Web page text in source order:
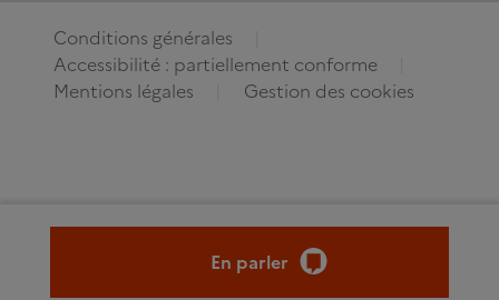
En parler
Conditions générales
Accessibilité : partiellement conforme
Mentions légales
Gestion des cookies